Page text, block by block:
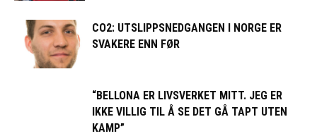
CO2: UTSLIPPSNEDGANGEN I NORGE ER
SVAKERE ENN FØR
“BELLONA ER LIVSVERKET MITT. JEG ER
IKKE VILLIG TIL Å SE DET GÅ TAPT UTEN
KAMP”